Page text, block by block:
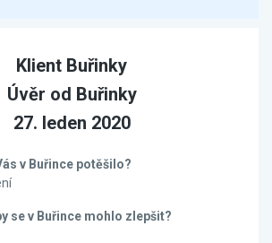
Klient Buřinky
Úvěr od Buřinky
27. leden 2020
v Buřince potěšilo?
se v Buřince mohlo zlepšit?